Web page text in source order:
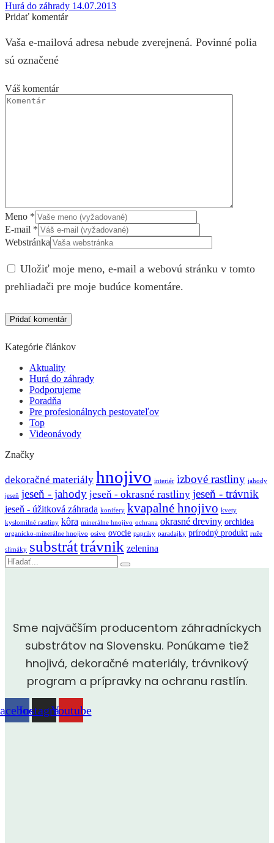
Hurá do záhrady 14.07.2013
Pridať komentár
Vaša e-mailová adresa nebude zverejnená. Povinné polia
sú označené
Váš komentár
Meno *
E-mail *
Webstránka
Uložiť moje meno, e-mail a webovú stránku v tomto
prehliadači pre moje budúce komentáre.
Kategórie článkov
Aktuality
Hurá do záhrady
Podporujeme
Poradňa
Pre profesionálnych pestovateľov
Top
Videonávody
Značky
dekoračné materiály hnojivo interiér izbové rastliny jahody
jeseň jeseň - jahody jeseň - okrasné rastliny jeseň - trávnik
jeseň - úžitková záhrada konifery kvapalné hnojivo kvety
kyslomilné rastliny kôra minerálne hnojivo ochrana okrasné dreviny orchidea
organicko-minerálne hnojivo osivo ovocie papriky paradajky prírodný produkt ruže
slimáky substráttrávnik zelenina
Vyhľadávanie
Sme najväčším producentom záhradníckych
substrátov na Slovensku. Ponúkame tiež
hnojivá, dekoračné materiály, trávnikový
program a prípravky na ochranu rastlín.
InstagramYoutube